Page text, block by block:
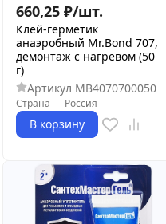
660,25 ₽/шт.
Клей-герметик
анаэробный Mr.Bond 707,
демонтаж с нагревом (50
г)
Артикул MB4070700050
Страна — Россия
В корзину